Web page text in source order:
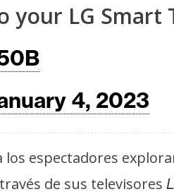
LG Smart
4, 2023
espectadores
de sus televisores